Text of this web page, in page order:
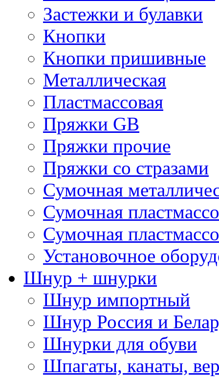
Застежки и булавки
Кнопки
Кнопки пришивные
Металлическая
Пластмассовая
Пряжки GB
Пряжки прочие
Пряжки со стразами
Сумочная
Сумочная
Сумочная
Установочное
Шнур + шнурки
Шнур импортный
Шнур Россия и
Шнурки для обуви
Шпагаты, канаты,